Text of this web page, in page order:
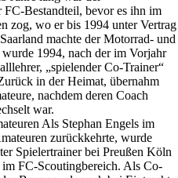
FC-Bestandteil, bevor es ihn im
zog, wo er bis 1994 unter Vertrag
machte der Motorrad- und
1994, nach der im Vorjahr
„spielender Co-Trainer“
in der Heimat, übernahm
nachdem deren Coach
war.
Als Stephan Engels im
zurückkehrte, wurde
Spielertrainer bei Preußen Köln
FC-Scoutingbereich. Als Co-